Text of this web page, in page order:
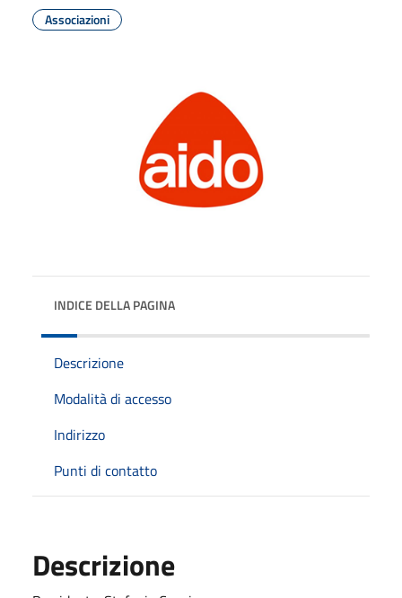
Associazioni
INDICE DELLA PAGINA
Descrizione
Modalità di accesso
Indirizzo
Punti di contatto
Descrizione